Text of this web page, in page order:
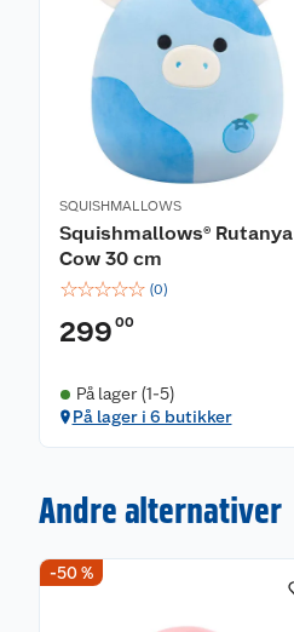
SQUISHMALLOWS
Squishmallows® Rutanya
Cow 30 cm
☆☆☆☆☆ (0)
299 00
På lager (1-5)
På lager i 6 butikker
Andre alternativer
-50 %